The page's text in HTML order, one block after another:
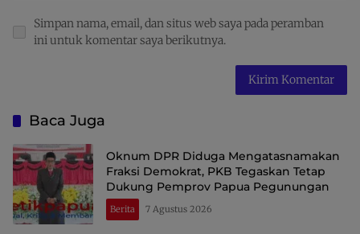
Simpan nama, email, dan situs web saya pada peramban
ini untuk komentar saya berikutnya.
Baca Juga
Oknum DPR Diduga Mengatasnamakan
Fraksi Demokrat, PKB Tegaskan Tetap
Dukung Pemprov Papua Pegunungan
Berita 7 Agustus 2026